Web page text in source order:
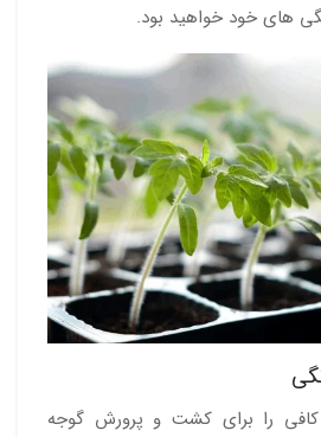
های خود خواهید بود.
را برای کشت و پرورش گوجه